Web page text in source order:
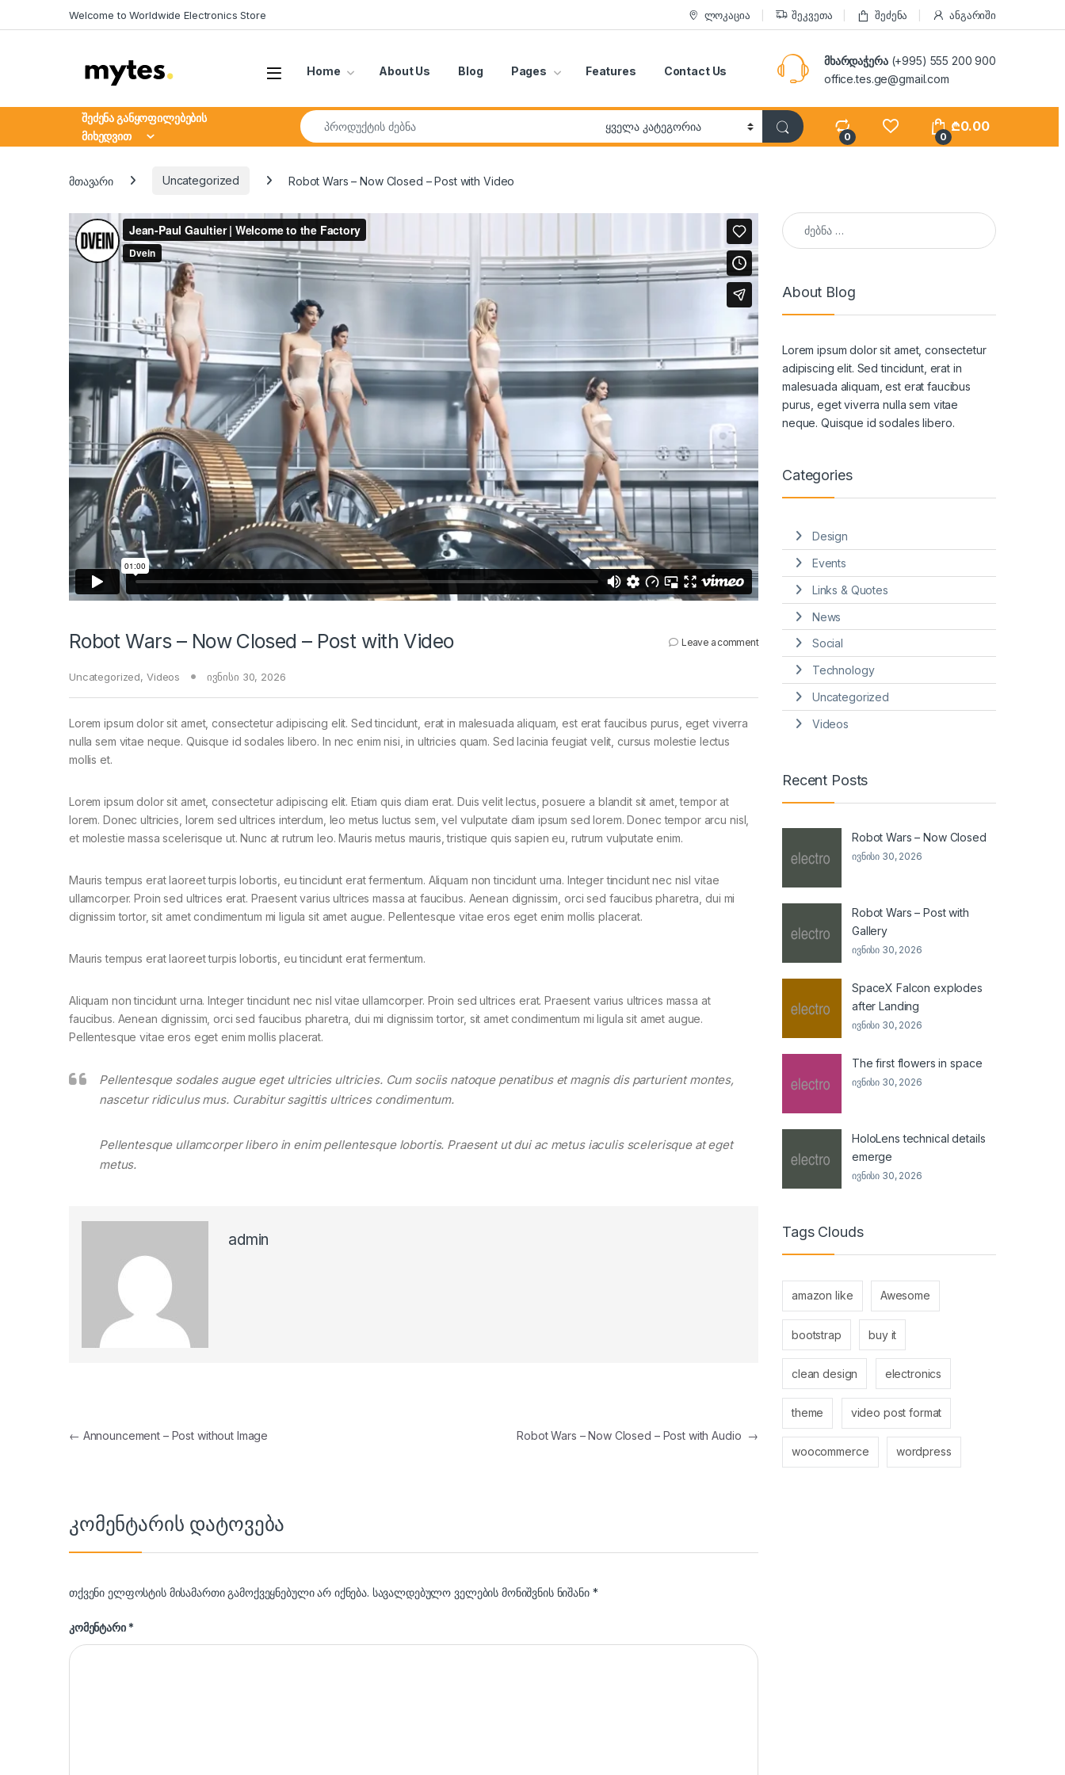
Welcome to Worldwide Electronics Store ლოკაცია შეკვეთა შეძენა ანგარიში
Open Home About Us Blog Pages Features Contact Us
მხარდაჭერა(+995) 555 200 900
office.tes.ge@gmail.com
შეძენა განყოფილებების
მიხედვით
Search for:
0 0
₾0.00
მთავარი Uncategorized Robot Wars – Now Closed – Post with Video
Robot Wars – Now Closed – Post with Video Leave a comment
Uncategorized, Videos ივნისი 30, 2026
Lorem ipsum dolor sit amet, consectetur adipiscing elit. Sed tincidunt, erat in malesuada aliquam, est erat faucibus purus, eget viverra
nulla sem vitae neque. Quisque id sodales libero. In nec enim nisi, in ultricies quam. Sed lacinia feugiat velit, cursus molestie lectus
mollis et.
Lorem ipsum dolor sit amet, consectetur adipiscing elit. Etiam quis diam erat. Duis velit lectus, posuere a blandit sit amet, tempor at
lorem. Donec ultricies, lorem sed ultrices interdum, leo metus luctus sem, vel vulputate diam ipsum sed lorem. Donec tempor arcu nisl,
et molestie massa scelerisque ut. Nunc at rutrum leo. Mauris metus mauris, tristique quis sapien eu, rutrum vulputate enim.
Mauris tempus erat laoreet turpis lobortis, eu tincidunt erat fermentum. Aliquam non tincidunt urna. Integer tincidunt nec nisl vitae
ullamcorper. Proin sed ultrices erat. Praesent varius ultrices massa at faucibus. Aenean dignissim, orci sed faucibus pharetra, dui mi
dignissim tortor, sit amet condimentum mi ligula sit amet augue. Pellentesque vitae eros eget enim mollis placerat.
Mauris tempus erat laoreet turpis lobortis, eu tincidunt erat fermentum.
Aliquam non tincidunt urna. Integer tincidunt nec nisl vitae ullamcorper. Proin sed ultrices erat. Praesent varius ultrices massa at
faucibus. Aenean dignissim, orci sed faucibus pharetra, dui mi dignissim tortor, sit amet condimentum mi ligula sit amet augue.
Pellentesque vitae eros eget enim mollis placerat.
Pellentesque sodales augue eget ultricies ultricies. Cum sociis natoque penatibus et magnis dis parturient montes,
nascetur ridiculus mus. Curabitur sagittis ultrices condimentum.
Pellentesque ullamcorper libero in enim pellentesque lobortis. Praesent ut dui ac metus iaculis scelerisque at eget
metus.
admin
პოსტის ნავიგაცია
← Announcement – Post without Image Robot Wars – Now Closed – Post with Audio →
კომენტარის დატოვება
თქვენი ელფოსტის მისამართი გამოქვეყნებული არ იქნება. სავალდებულო ველების მონიშვნის ნიშანი *
კომენტარი *
ძებნა:
About Blog
Lorem ipsum dolor sit amet, consectetur
adipiscing elit. Sed tincidunt, erat in
malesuada aliquam, est erat faucibus
purus, eget viverra nulla sem vitae
neque. Quisque id sodales libero.
Categories
Design
Events
Links & Quotes
News
Social
Technology
Uncategorized
Videos
Recent Posts
Robot Wars – Now Closed
ივნისი 30, 2026
Robot Wars – Post with
Gallery
ივნისი 30, 2026
SpaceX Falcon explodes
after Landing
ივნისი 30, 2026
The first flowers in space
ივნისი 30, 2026
HoloLens technical details
emerge
ივნისი 30, 2026
Tags Clouds
amazon like Awesome
bootstrap buy it
clean design electronics
theme video post format
woocommerce wordpress